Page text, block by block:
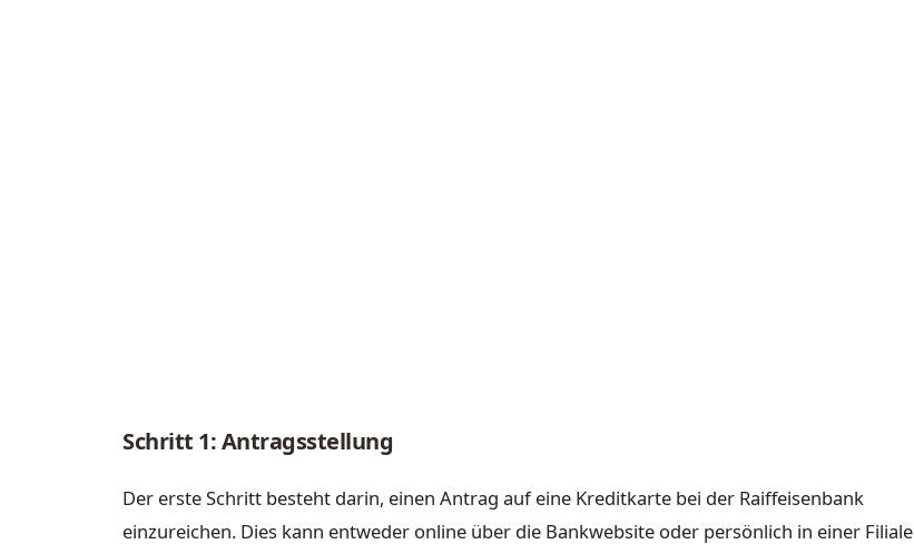
Schritt 1: Antragsstellung
Der erste Schritt besteht darin, einen Antrag auf eine Kreditkarte bei der Raiffeisenbank
einzureichen. Dies kann entweder online über die Bankwebsite oder persönlich in einer Filiale